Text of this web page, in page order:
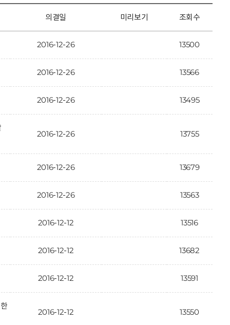
의결일 미리보기 조회수
2016-12-26 13500
2016-12-26 13566
2016-12-26 13495
2016-12-26 13755
2016-12-26 13679
2016-12-26 13563
2016-12-12 13516
2016-12-12 13682
2016-12-12 13591
2016-12-12 13550